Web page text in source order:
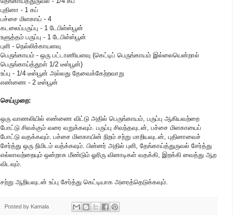
புதினா - 1 கப்
பச்சை மிளகாய் - 4
கடலைப்பருப்பு - 1 டேபிள்ஸ்பூன்
உளுத்தம் பருப்பு - 1 டேபிள்ஸ்பூன்
புளி - நெல்லிக்காயளவு
பெருங்காயம் - ஒரு பட்டாணியளவு (கெட்டிப் பெருங்காயம் இல்லையென்றால்
பெருங்காய்த்தூள் 1/2 டீஸ்பூன்)
உப்பு - 1/4 டீஸ்பூன் அல்லது தேவைக்கேற்றவாறு
எண்ணை - 2 டீஸ்பூன்
செய்முறை:
ஒரு வாணலியில் எண்ணை விட்டு அதில் பெருங்காயம், பருப்பு ஆகியவற்றை
போட்டு சிவக்கும் வரை வறுக்கவும். பருப்பு சிவந்தவுடன், பச்சை மிளகாயைப்
போட்டு வதக்கவும். பச்சை மிளகாயின் நிறம் சற்று மாறியவுடன், புதினாவைச்
சேர்த்து ஒரு நிமிடம் வத்க்கவும். பின்னர் அதில் புளி, தேங்காய்த்துருவல் சேர்த்து
எல்லாவற்றையும் ஒன்றாக மீண்டும் ஓரிரு வினாடிகள் வதக்கி, இறக்கி வைத்து ஆற
விடவும்.
சற்று ஆறியவுடன் உப்பு சேர்த்து கெட்டியாக அரைத்தெடுக்கவும்.
Posted by Kamala